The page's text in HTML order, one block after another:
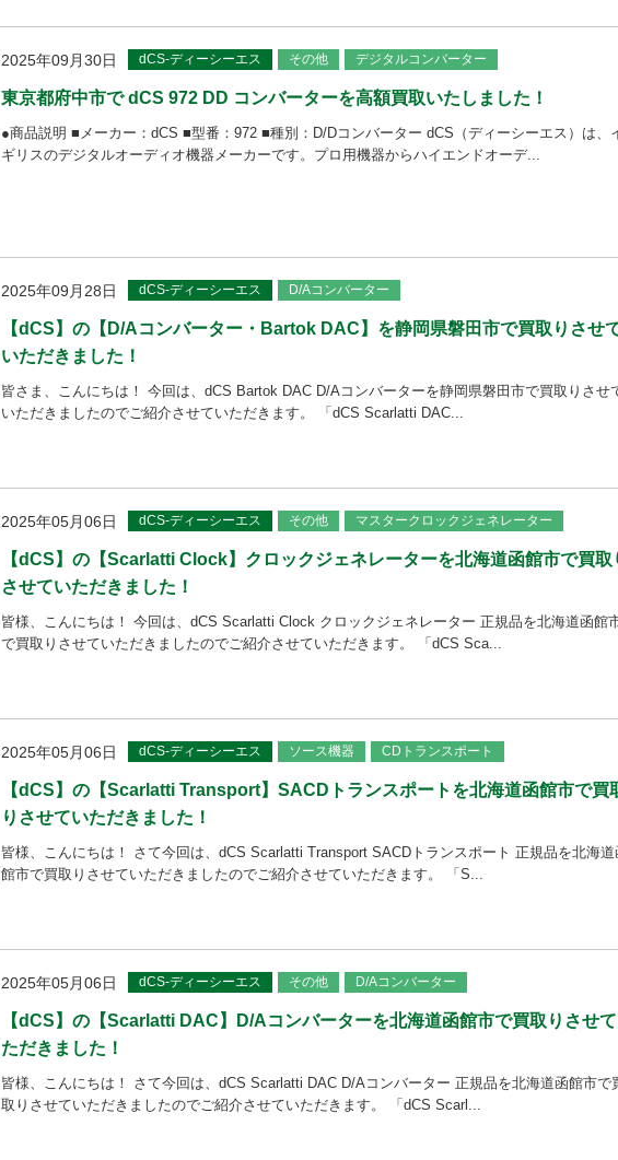
2025年09月30日 dCS-ディーシーエス その他 デジタルコンバーター
東京都府中市で dCS 972 DD コンバーターを高額買取いたしました！
●商品説明 ■メーカー：dCS ■型番：972 ■種別：D/Dコンバーター dCS（ディーシーエス）は、
ギリスのデジタルオーディオ機器メーカーです。プロ用機器からハイエンドオーデ...
2025年09月28日 dCS-ディーシーエス D/Aコンバーター
【dCS】の【D/Aコンバーター・Bartok DAC】を静岡県磐田市で買取りさせ
いただきました！
皆さま、こんにちは！ 今回は、dCS Bartok DAC D/Aコンバーターを静岡県磐田市で買取りさせ
いただきましたのでご紹介させていただきます。 「dCS Scarlatti DAC...
2025年05月06日 dCS-ディーシーエス その他 マスタークロックジェネレーター
【dCS】の【Scarlatti Clock】クロックジェネレーターを北海道函館市で買取
させていただきました！
皆様、こんにちは！ 今回は、dCS Scarlatti Clock クロックジェネレーター 正規品を北海道函館
で買取りさせていただきましたのでご紹介させていただきます。 「dCS Sca...
2025年05月06日 dCS-ディーシーエス ソース機器 CDトランスポート
【dCS】の【Scarlatti Transport】SACDトランスポートを北海道函館市で買
りさせていただきました！
皆様、こんにちは！ さて今回は、dCS Scarlatti Transport SACDトランスポート 正規品を北海道
館市で買取りさせていただきましたのでご紹介させていただきます。 「S...
2025年05月06日 dCS-ディーシーエス その他 D/Aコンバーター
【dCS】の【Scarlatti DAC】D/Aコンバーターを北海道函館市で買取りさせ
ただきました！
皆様、こんにちは！ さて今回は、dCS Scarlatti DAC D/Aコンバーター 正規品を北海道函館市で
取りさせていただきましたのでご紹介させていただきます。 「dCS Scarl...